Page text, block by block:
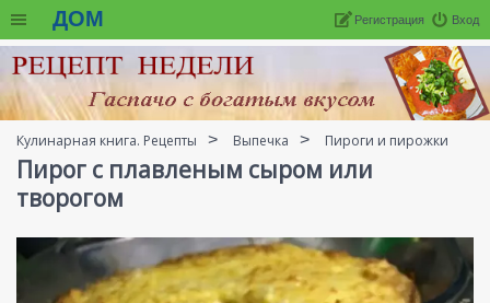
ДОМ Вход
Регистрация
Кулинарная книга. Рецепты Выпечка Пироги и пирожки
Пирог с плавленым сыром или
творогом